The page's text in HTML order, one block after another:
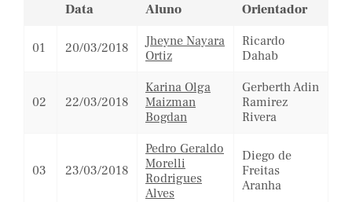
Data
Aluno Orientador
01 20/03/2018
Jheyne Nayara
Ortiz
Ricardo
Dahab
02 22/03/2018
Karina Olga
Maizman
Bogdan
Gerberth Adin
Ramirez
Rivera
03 23/03/2018
Pedro Geraldo
Morelli
Rodrigues
Alves
Diego de
Freitas
Aranha